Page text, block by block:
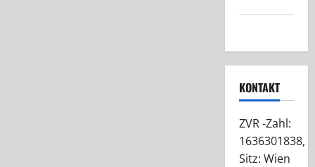
KONTAKT
ZVR -Zahl:
1636301838,
Sitz: Wien